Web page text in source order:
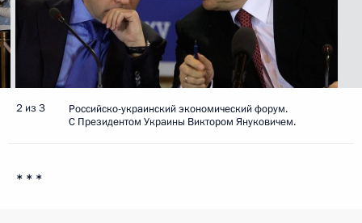
2 из 3
Российско-украинский экономический форум.
С Президентом Украины Виктором Януковичем.
* * *